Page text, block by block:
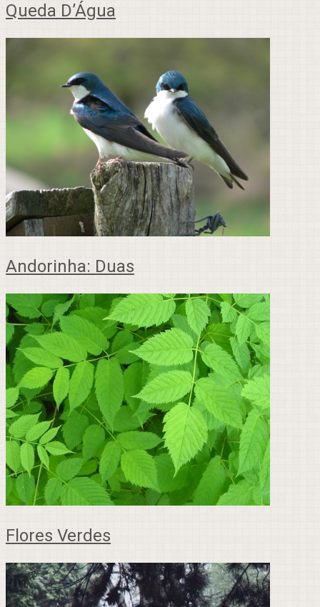
Queda D’Água
Andorinha: Duas
Flores Verdes